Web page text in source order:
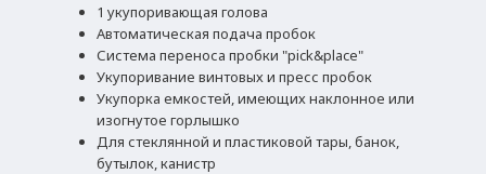
1 укупоривающая голова
Автоматическая подача пробок
Система переноса пробки "pick&place"
Укупоривание винтовых и пресс пробок
Укупорка емкостей, имеющих наклонное или
изогнутое горлышко
Для стеклянной и пластиковой тары, банок,
бутылок, канистр